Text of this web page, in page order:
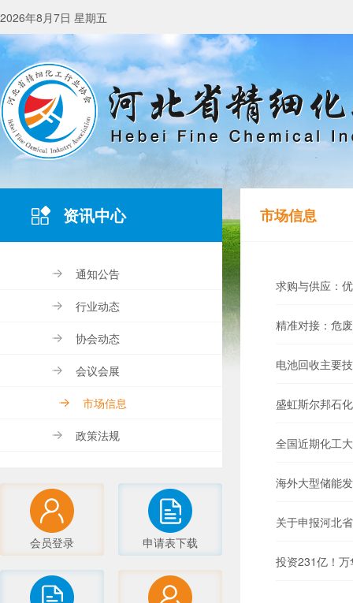
2026年8月7日 星期五
资讯中心
通知公告
行业动态
协会动态
会议会展
市场信息
政策法规
会员登录 申请表下载
市场信息
求购与供应：
精准对接：危
电池回收主要
盛虹斯尔邦石
全国近期化工
海外大型储能
关于申报河北
投资231亿！